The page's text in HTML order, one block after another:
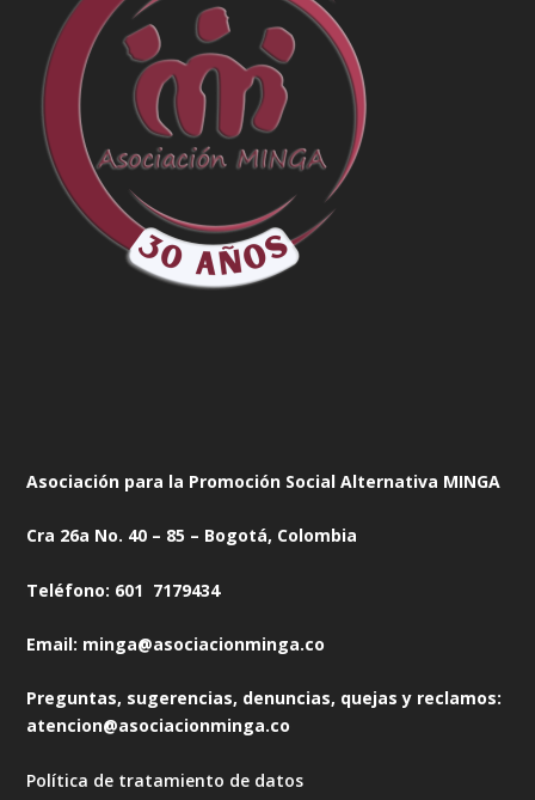
Asociación para la Promoción Social Alternativa MINGA
Cra 26a No. 40 – 85 – Bogotá, Colombia
Teléfono: 601 7179434
Email: minga@asociacionminga.co
Preguntas, sugerencias, denuncias, quejas y reclamos:
atencion@asociacionminga.co
Política de tratamiento de datos